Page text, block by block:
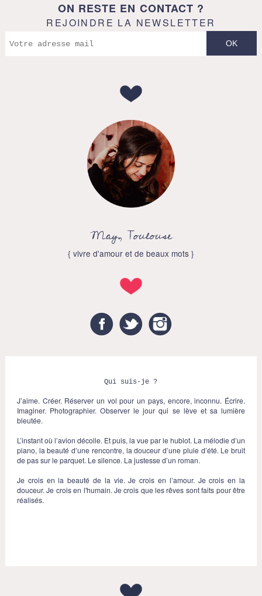
ON RESTE EN CONTACT ?
REJOINDRE LA NEWSLETTER
May, Toulouse
{ vivre d'amour et de beaux mots }
FacebookTwitter
Qui suis-je ?
J’aime. Créer. Réserver un vol pour un pays, encore, inconnu. Écrire.
Imaginer. Photographier. Observer le jour qui se lève et sa lumière
bleutée.
L’instant où l’avion décolle. Et puis, la vue par le hublot. La mélodie d’un
piano, la beauté d’une rencontre, la douceur d’une pluie d’été. Le bruit
de pas sur le parquet. Le silence. La justesse d’un roman.
Je crois en la beauté de la vie. Je crois en l’amour. Je crois en la
douceur. Je crois en l'humain. Je crois que les rêves sont faits pour être
réalisés.